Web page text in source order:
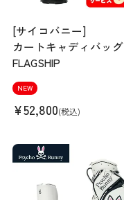
[サイコバニー]
カートキャディバッグ
FLAGSHIP
NEW
¥52,800 税込